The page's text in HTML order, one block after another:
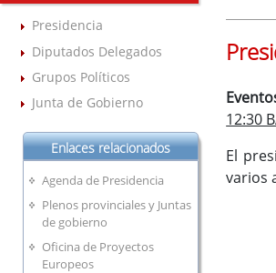
Presidencia
Diputados Delegados
Grupos Políticos
Junta de Gobierno
Enlaces relacionados
Agenda de Presidencia
Plenos provinciales y Juntas
de gobierno
Oficina de Proyectos
Europeos
12:30
El
varios